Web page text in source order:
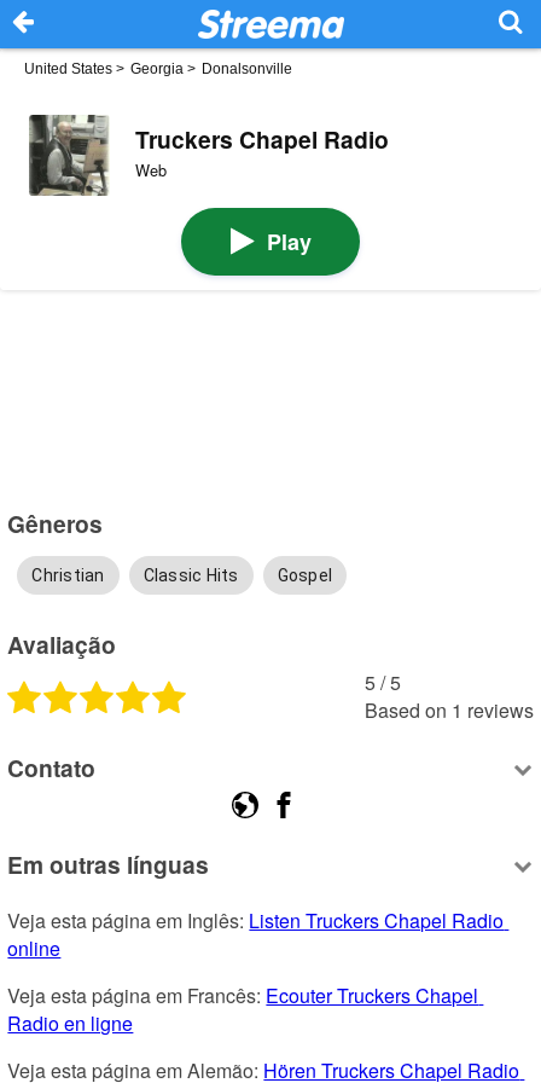
United States > Georgia > Donalsonville
Truckers Chapel Radio
Web
Play
Gêneros
Christian Classic Hits Gospel
Avaliação
5 /5
Based on 1 reviews
Contato
Em outras línguas
Veja esta página em Inglês: Listen Truckers Chapel Radio
online
Veja esta página em Francês: Ecouter Truckers Chapel
Radio en ligne
Veja esta página em Alemão: Hören Truckers Chapel Radio